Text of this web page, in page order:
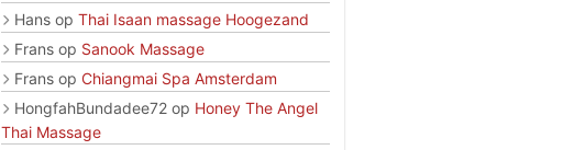
Hansop Thai Isaan massage Hoogezand
Fransop Sanook Massage
Fransop Chiangmai Spa Amsterdam
HongfahBundadee72op Honey The Angel
Thai Massage